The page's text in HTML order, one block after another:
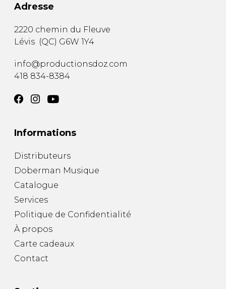
Adresse
2220 chemin du Fleuve
Lévis (QC) G6W 1Y4
info@productionsdoz.com
418 834-8384
Informations
Distributeurs
Doberman Musique
Catalogue
Services
Politique de Confidentialité
À propos
Carte cadeaux
Contact